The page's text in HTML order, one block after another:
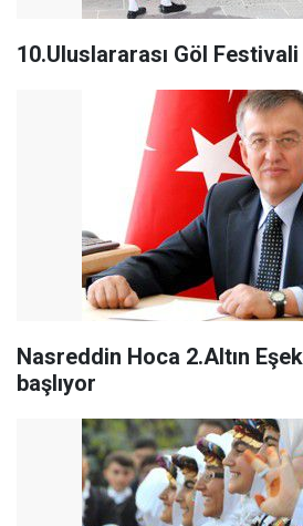
10.Uluslararası Göl Festivali
Nasreddin Hoca 2.Altın
başlıyor